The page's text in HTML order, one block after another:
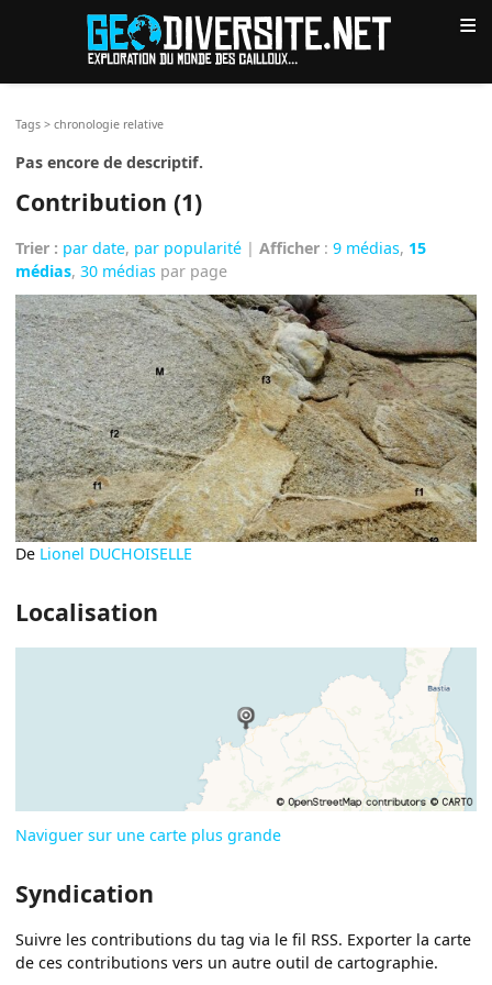
≡
Tags >chronologie relative
Pas encore de descriptif.
Contribution (1)
Trier : par date, par popularité |Afficher :9 médias, 15
médias,30 médias par page
De Lionel DUCHOISELLE
Localisation
Naviguer sur une carte plus grande
Syndication
Suivre les contributions du tag via le fil RSS. Exporter la carte
de ces contributions vers un autre outil de cartographie.